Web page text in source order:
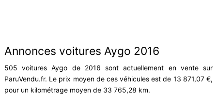
Annonces voitures Aygo 2016
505 voitures Aygo de 2016 sont actuellement en vente sur
ParuVendu.fr. Le prix moyen de ces véhicules est de 13 871,07 €,
pour un kilométrage moyen de 33 765,28 km.